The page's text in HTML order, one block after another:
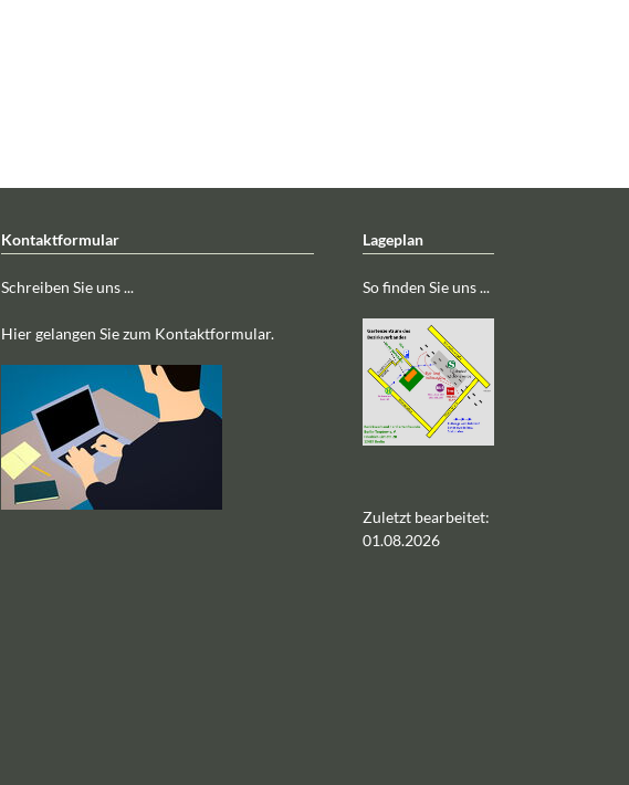
Kontaktformular
Schreiben Sie uns ...
Hier gelangen Sie zum Kontaktformular.
Lageplan
So finden Sie uns ...
Zuletzt bearbeitet:
01.08.2026